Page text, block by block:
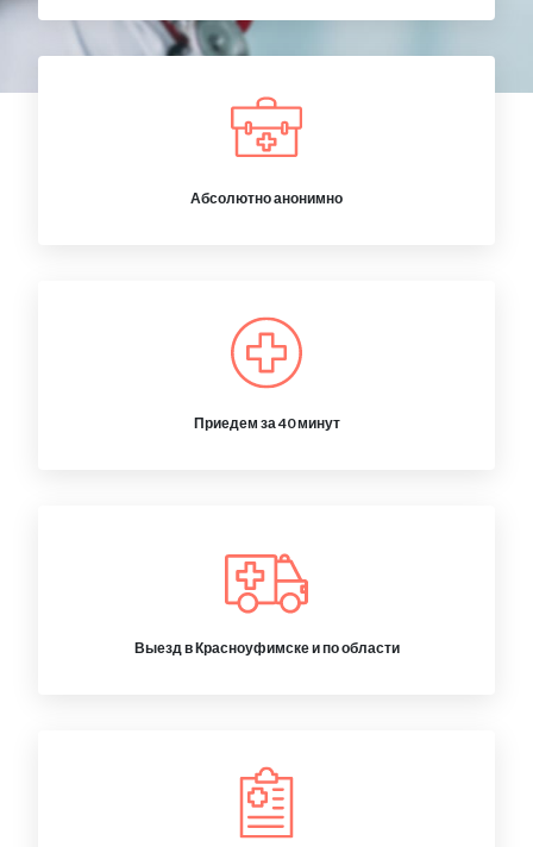
Абсолютно анонимно
Приедем за 40 минут
Выезд в Красноуфимске и по области